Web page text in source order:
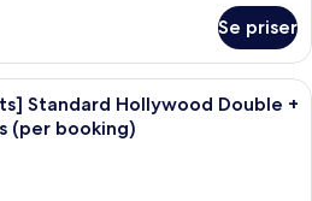
Se priser
Sängtillbehör av högsta kvalitet och
Standard Hollywood Double +
(per booking)